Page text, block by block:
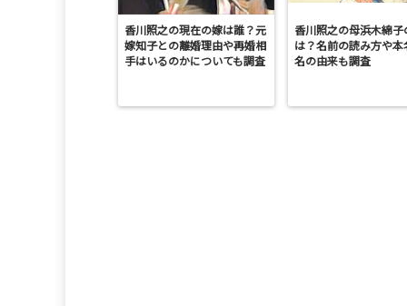
香川照之の現在の嫁は誰？元
嫁知子との離婚理由や再婚相
手はいるのかについても調査
香川照之の母浜木綿子
は？名前の読み方や本
名の由来も調査